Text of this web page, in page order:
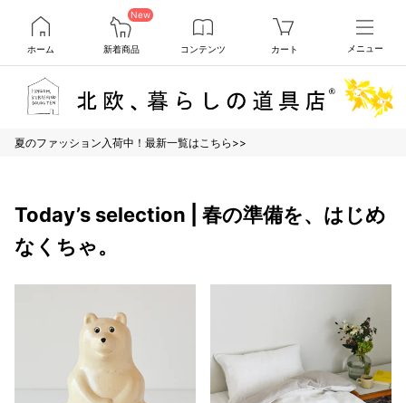
ホーム
New
新着商品 コンテンツ カート メニュー
夏のファッション入荷中！最新一覧はこちら>>
Today’s selection | 春の準備を、はじめ
なくちゃ。